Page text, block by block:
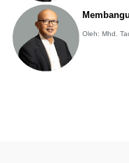
Oleh: Mhd.